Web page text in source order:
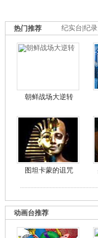
纪实台 纪
热门推荐
朝鲜战场大逆转
图坦卡蒙的诅咒
动画台推荐